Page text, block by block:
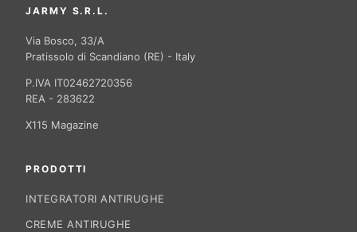
JARMY S.R.L.
Via Bosco, 33/A
Pratissolo di Scandiano (RE) - Italy
P.IVA IT02462720356
REA - 283622
X115 Magazine
PRODOTTI
INTEGRATORI ANTIRUGHE
CREME ANTIRUGHE